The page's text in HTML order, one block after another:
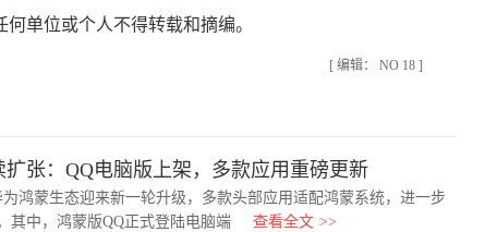
单位或个人不得转载和摘编。
[ 编辑： NO 18 ]
扩张：QQ电脑版上架，多款应用重磅更新
蒙生态迎来新一轮升级，多款头部应用适配鸿蒙系统，进一步
其中，鸿蒙版QQ正式登陆电脑端
查看全文 >>